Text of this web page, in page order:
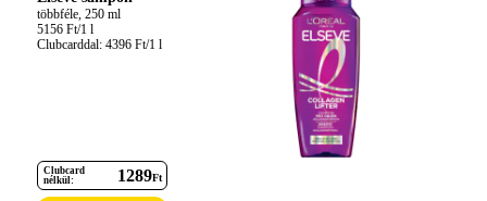
többféle, 250 ml
5156 Ft/1 l
Clubcarddal: 4396 Ft/1 l
Clubcard
nélkül:
1289Ft